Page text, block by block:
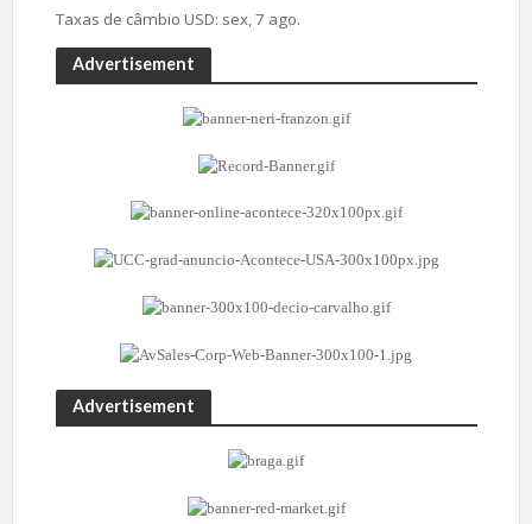
Taxas de câmbio USD: sex, 7 ago.
Advertisement
Advertisement